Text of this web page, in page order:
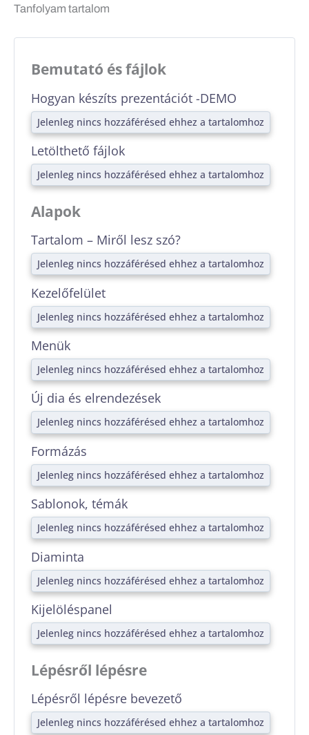
Tanfolyam tartalom
Bemutató és fájlok
Hogyan készíts prezentációt -DEMO
Jelenleg nincs hozzáférésed ehhez a tartalomhoz
Letölthető fájlok
Jelenleg nincs hozzáférésed ehhez a tartalomhoz
Alapok
Tartalom – Miről lesz szó?
Jelenleg nincs hozzáférésed ehhez a tartalomhoz
Kezelőfelület
Jelenleg nincs hozzáférésed ehhez a tartalomhoz
Menük
Jelenleg nincs hozzáférésed ehhez a tartalomhoz
Új dia és elrendezések
Jelenleg nincs hozzáférésed ehhez a tartalomhoz
Formázás
Jelenleg nincs hozzáférésed ehhez a tartalomhoz
Sablonok, témák
Jelenleg nincs hozzáférésed ehhez a tartalomhoz
Diaminta
Jelenleg nincs hozzáférésed ehhez a tartalomhoz
Kijelöléspanel
Jelenleg nincs hozzáférésed ehhez a tartalomhoz
Lépésről lépésre
Lépésről lépésre bevezető
Jelenleg nincs hozzáférésed ehhez a tartalomhoz